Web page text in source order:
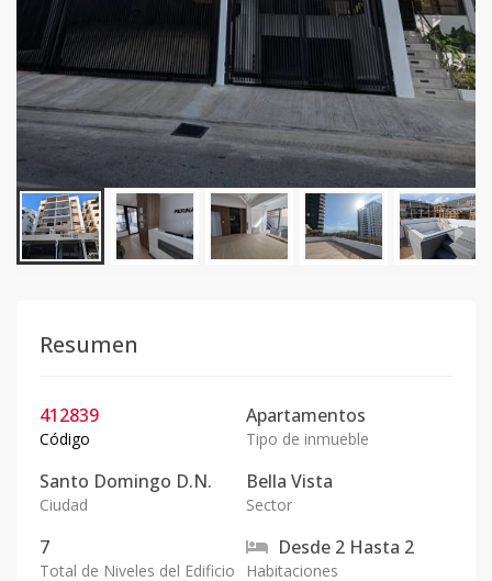
Resumen
412839
Código
Apartamentos
Tipo de inmueble
Santo Domingo D.N.
Ciudad
Bella Vista
Sector
7
Total de Niveles del Edificio
Desde 2 Hasta 2
Habitaciones